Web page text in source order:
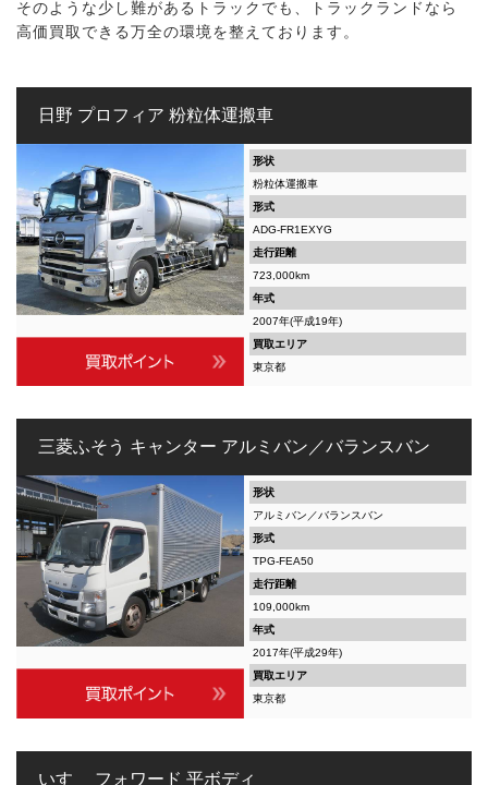
そのような少し難があるトラックでも、トラックランドなら
高価買取できる万全の環境を整えております。
日野 プロフィア 粉粒体運搬車
形状
粉粒体運搬車
形式
ADG-FR1EXYG
走行距離
723,000km
年式
2007年(平成19年)
買取エリア
東京都
三菱ふそう キャンター アルミバン／バランスバン
形状
アルミバン／バランスバン
形式
TPG-FEA50
走行距離
109,000km
年式
2017年(平成29年)
買取エリア
東京都
いすゞ フォワード 平ボディ